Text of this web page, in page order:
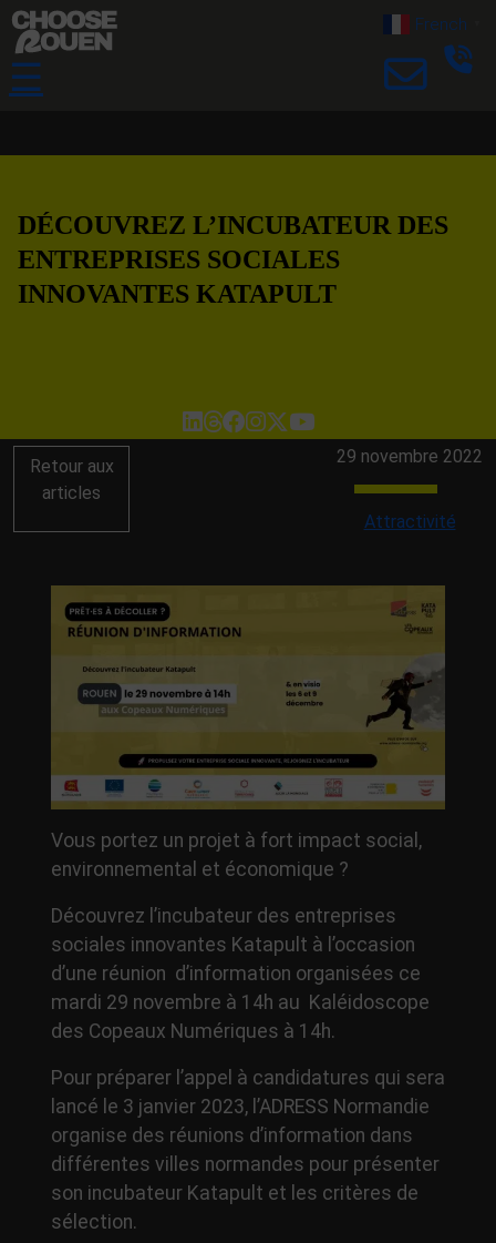
☰
French
DÉCOUVREZ L’INCUBATEUR DES
ENTREPRISES SOCIALES
INNOVANTES KATAPULT
Retour aux
articles
29 novembre 2022
Attractivité
Vous portez un projet à fort impact social,
environnemental et économique ?
Découvrez l’incubateur des entreprises
sociales innovantes Katapult à l’occasion
d’une réunion d’information organisées ce
mardi 29 novembre à 14h au Kaléidoscope
des Copeaux Numériques à 14h.
Pour préparer l’appel à candidatures qui sera
lancé le 3 janvier 2023, l’ADRESS Normandie
organise des réunions d’information dans
différentes villes normandes pour présenter
son incubateur Katapult et les critères de
sélection.